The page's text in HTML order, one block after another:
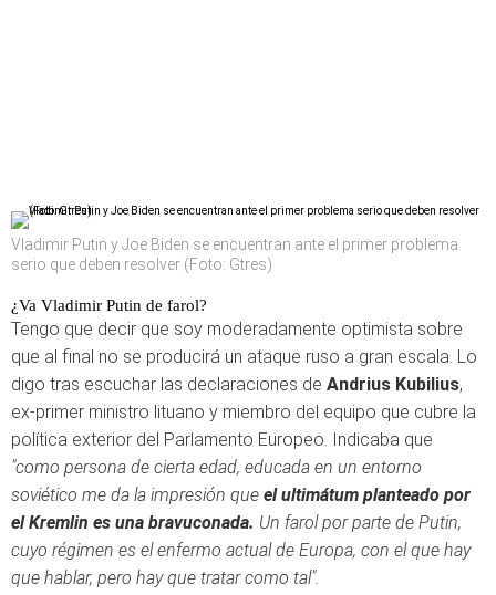
Vladimir Putin y Joe Biden se encuentran ante el primer problema
serio que deben resolver (Foto: Gtres)
¿Va Vladimir Putin de farol?
Tengo que decir que soy moderadamente optimista sobre
que al final no se producirá un ataque ruso a gran escala. Lo
digo tras escuchar las declaraciones de Andrius Kubilius,
ex-primer ministro lituano y miembro del equipo que cubre la
política exterior del Parlamento Europeo. Indicaba que
"como persona de cierta edad, educada en un entorno
soviético me da la impresión que el ultimátum planteado por
el Kremlin es una bravuconada. Un farol por parte de Putin,
cuyo régimen es el enfermo actual de Europa, con el que hay
que hablar, pero hay que tratar como tal".